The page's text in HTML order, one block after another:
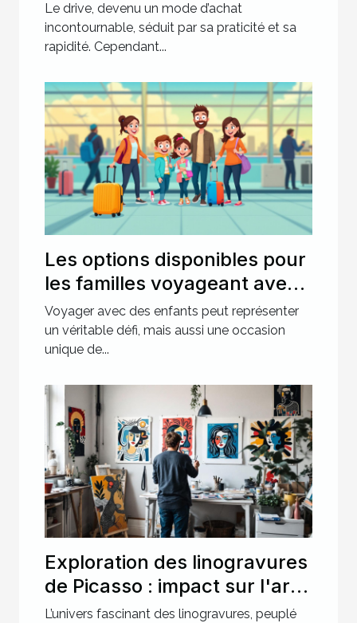
Le drive, devenu un mode d’achat
incontournable, séduit par sa praticité et sa
rapidité. Cependant...
Les options disponibles pour
les familles voyageant avec
des enfants
Voyager avec des enfants peut représenter
un véritable défi, mais aussi une occasion
unique de...
Exploration des linogravures
de Picasso : impact sur l'art
moderne ?
L’univers fascinant des linogravures, peuplé